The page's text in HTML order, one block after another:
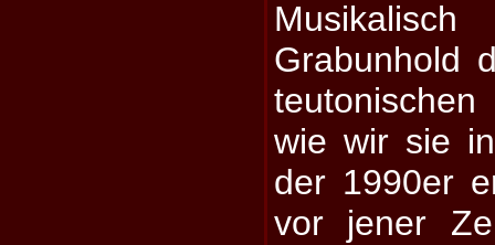
Grabunhold
wie wir sie
der 1990er
vor jener